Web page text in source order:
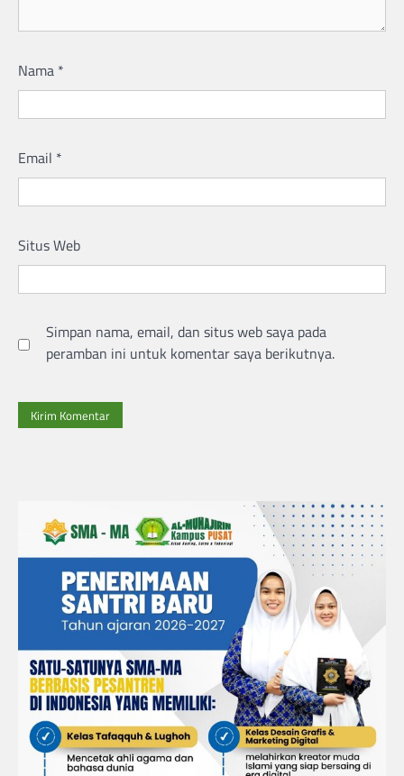
Nama *
Email *
Situs Web
Simpan nama, email, dan situs web saya pada
peramban ini untuk komentar saya berikutnya.